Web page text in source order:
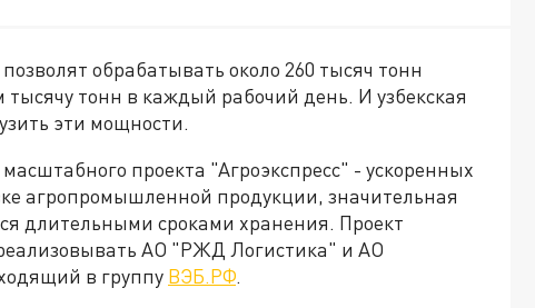
обрабатывать около 260 тысяч тонн
тысячу тонн в каждый рабочий день. И узбекская
эти мощности.
проекта "Агроэкспресс" - ускоренных
агропромышленной продукции, значительная
длительными сроками хранения. Проект
реализовывать АО "РЖД Логистика" и АО
в группу ВЭБ.РФ.